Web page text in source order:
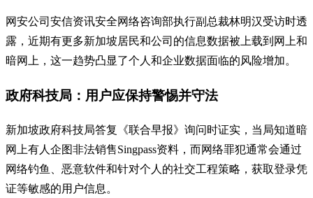
网安公司安信资讯安全网络咨询部执行副总裁林明汉受访时透
露，近期有更多新加坡居民和公司的信息数据被上载到网上和
暗网上，这一趋势凸显了个人和企业数据面临的风险增加。
政府科技局：用户应保持警惕并守法
新加坡政府科技局答复《联合早报》询问时证实，当局知道暗
网上有人企图非法销售Singpass资料，而网络罪犯通常会通过
网络钓鱼、恶意软件和针对个人的社交工程策略，获取登录凭
证等敏感的用户信息。